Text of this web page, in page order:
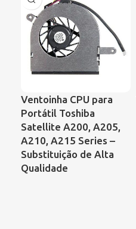
Ventoinha CPU para
Portátil Toshiba
Satellite A200, A205,
A210, A215 Series –
Substituição de Alta
Qualidade